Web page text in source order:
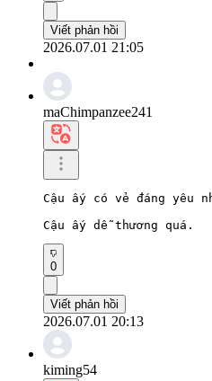
Viết phản hồi
2026.07.01 21:05
maChimpanzee241
Cậu ấy có vẻ đáng yêu
Cậu ấy dễ thương quá.
0
Viết phản hồi
2026.07.01 20:13
kiming54